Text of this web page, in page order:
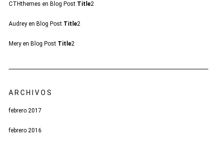
CTHthemes en Blog Post Title2
Audreyen Blog Post Title2
Meryen Blog Post Title2
ARCHIVOS
febrero 2017
febrero 2016